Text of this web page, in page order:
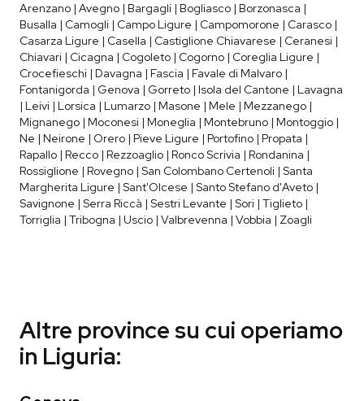
Arenzano | Avegno | Bargagli | Bogliasco | Borzonasca |
Busalla | Camogli | Campo Ligure | Campomorone | Carasco |
Casarza Ligure | Casella | Castiglione Chiavarese | Ceranesi |
Chiavari | Cicagna | Cogoleto | Cogorno | Coreglia Ligure |
Crocefieschi | Davagna | Fascia | Favale di Malvaro |
Fontanigorda | Genova | Gorreto | Isola del Cantone | Lavagna
| Leivi | Lorsica | Lumarzo | Masone | Mele | Mezzanego |
Mignanego | Moconesi | Moneglia | Montebruno | Montoggio |
Ne | Neirone | Orero | Pieve Ligure | Portofino | Propata |
Rapallo | Recco | Rezzoaglio | Ronco Scrivia | Rondanina |
Rossiglione | Rovegno | San Colombano Certenoli | Santa
Margherita Ligure | Sant'Olcese | Santo Stefano d'Aveto |
Savignone | Serra Riccà | Sestri Levante | Sori | Tiglieto |
Torriglia | Tribogna | Uscio | Valbrevenna | Vobbia | Zoagli
Altre province su cui operiamo
in Liguria: